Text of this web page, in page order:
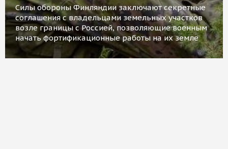
Силы обороны Финляндии заключают секретные
соглашения с владельцами земельных участков
возле границы с Россией, позволяющие военным
начать фортификационные работы на их земле